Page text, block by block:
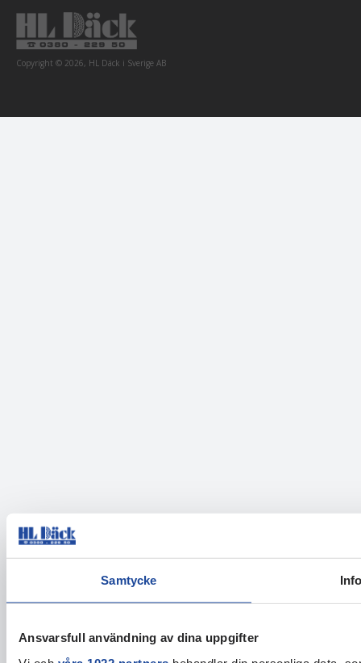
Samtycke
Ansvarsfull användning av dina uppgifter
Copyright © 2026, HL Däck i Sverige AB